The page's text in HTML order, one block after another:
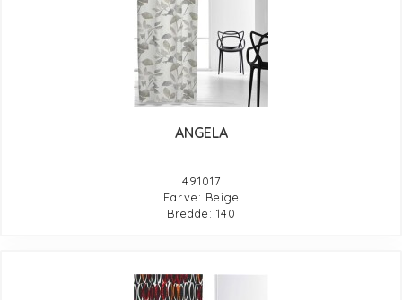
ANGELA
491017
Farve: Beige
Bredde: 140